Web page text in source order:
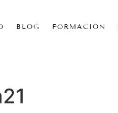
BLOG FORMACIÓN